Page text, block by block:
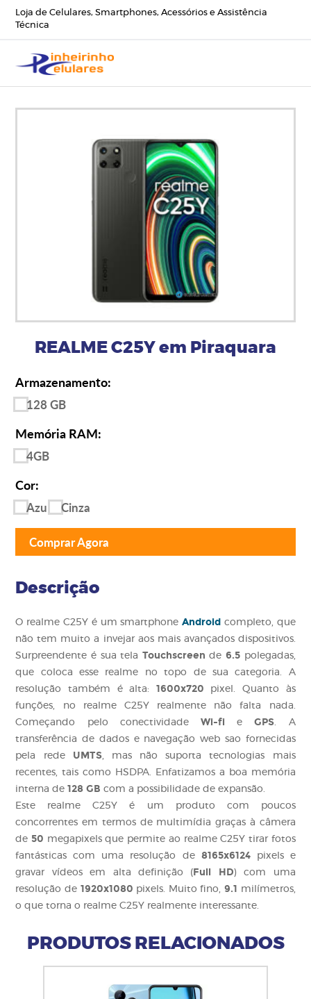
Loja de Celulares, Smartphones, Acessórios e Assistência
Técnica
REALME C25Y em Piraquara
Armazenamento:
128 GB
Memória RAM:
4GB
Cor:
Azul Cinza
Comprar Agora
Descrição
O realme C25Y é um smartphoneAndroid completo, que
não tem muito a invejar aos mais avançados dispositivos.
Surpreendente é sua tela Touchscreen de6.5 polegadas,
que coloca esse realme no topo de sua categoria. A
resolução também é alta: 1600x720 pixel. Quanto às
funções, no realme C25Y realmente não falta nada.
Começando pelo conectividade Wi-fi eGPS. A
transferência de dados e navegação web sao fornecidas
pela rede UMTS, mas não suporta tecnologias mais
recentes, tais como
HSDPA. Enfatizamos a boa memória
interna de128 GB com a possibilidade de expansão.
Este realme C25Y é um produto com poucos
concorrentes em termos de multimídia graças à câmera
de 50 megapixels que permite ao realme C25Y tirar fotos
fantásticas com uma resolução de 8165x6124pixels e
gravar vídeos em alta definição (Full HD) com uma
resolução de 1920x1080 pixels. Muito fino,9.1 milímetros,
o que torna o realme C25Y realmente interessante.
PRODUTOS RELACIONADOS